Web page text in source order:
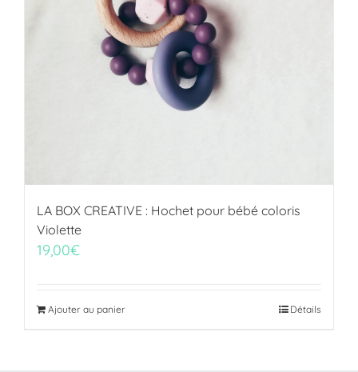
LA BOX CREATIVE : Hochet pour bébé coloris
Violette
19,00€
Ajouter au panier Détails